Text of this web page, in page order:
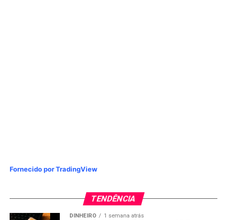
Fornecido por TradingView
TENDÊNCIA
DINHEIRO 1 semana atrás